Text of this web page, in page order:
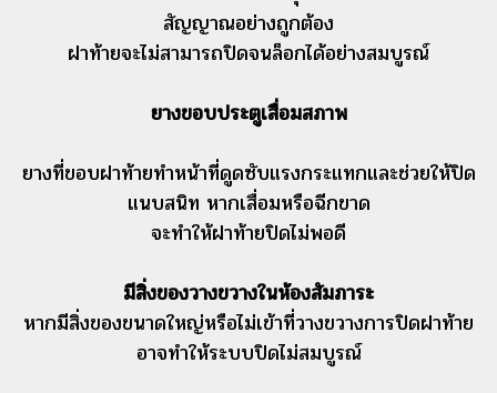
สัญญาณอย่างถูกต้อง
ฝาท้ายจะไม่สามารถปิดจนล็อกได้อย่างสมบูรณ์
ยางขอบประตูเสื่อมสภาพ
ยางที่ขอบฝาท้ายทำหน้าที่ดูดซับแรงกระแทกและช่วยให้ปิด
แนบสนิท หากเสื่อมหรือฉีกขาด
จะทำให้ฝาท้ายปิดไม่พอดี
มีสิ่งของวางขวางในห้องสัมภาระ
หากมีสิ่งของขนาดใหญ่หรือไม่เข้าที่วางขวางการปิดฝาท้าย
อาจทำให้ระบบปิดไม่สมบูรณ์